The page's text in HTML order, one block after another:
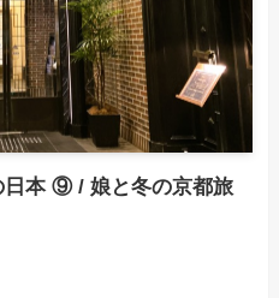
日本 ⑨ / 娘と冬の京都旅